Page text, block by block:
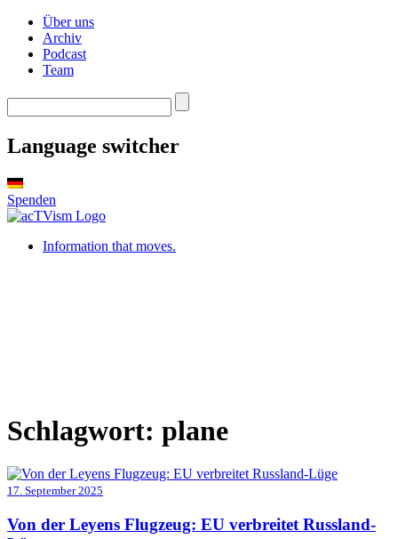
Über uns
Archiv
Podcast
Team
Language switcher
Spenden
Information that moves.
Schlagwort: plane
17. September 2025
Von der Leyens Flugzeug: EU verbreitet Russland-